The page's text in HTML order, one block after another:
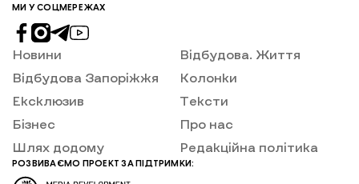
МИ У СОЦМЕРЕЖАХ
Новини
Відбудова Запоріжжя
Ексклюзив
Бізнес
Шлях додому
Відбудова. Життя
Колонки
Тексти
Про нас
Редакційна політика
РОЗВИВАЄМО ПРОЕКТ ЗА ПІДТРИМКИ: